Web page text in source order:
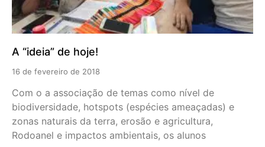
A “ideia” de hoje!
16 de fevereiro de 2018
Com o a associação de temas como nível de
biodiversidade, hotspots (espécies ameaçadas) e
zonas naturais da terra, erosão e agricultura,
Rodoanel e impactos ambientais, os alunos